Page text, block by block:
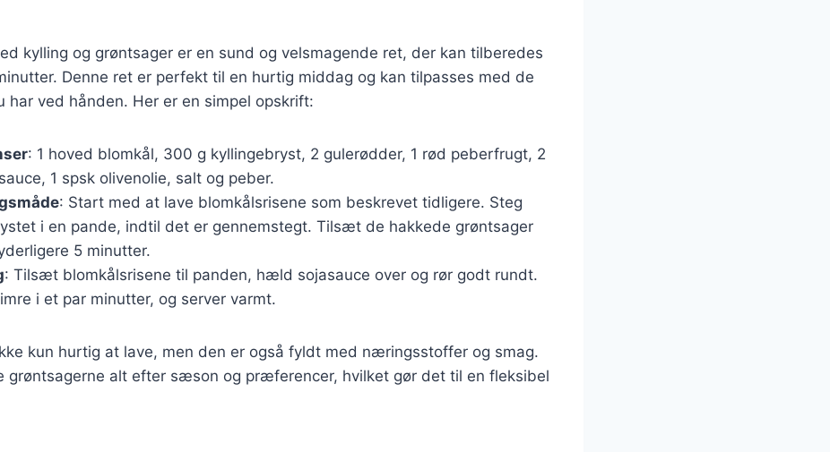
kylling og grøntsager er en sund og velsmagende ret, der kan tilberedes
Denne ret er perfekt til en hurtig middag og kan tilpasses med de
har ved hånden. Her er en simpel opskrift:
: 1 hoved blomkål, 300 g kyllingebryst, 2 gulerødder, 1 rød peberfrugt, 2
1 spsk olivenolie, salt og peber.
: Start med at lave blomkålsrisene som beskrevet tidligere. Steg
i en pande, indtil det er gennemstegt. Tilsæt de hakkede grøntsager
5 minutter.
: Tilsæt blomkålsrisene til panden, hæld sojasauce over og rør godt rundt.
i et par minutter, og server varmt.
kun hurtig at lave, men den er også fyldt med næringsstoffer og smag.
grøntsagerne alt efter sæson og præferencer, hvilket gør det til en fleksibel